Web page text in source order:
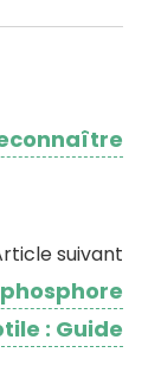
suivant
: Guide